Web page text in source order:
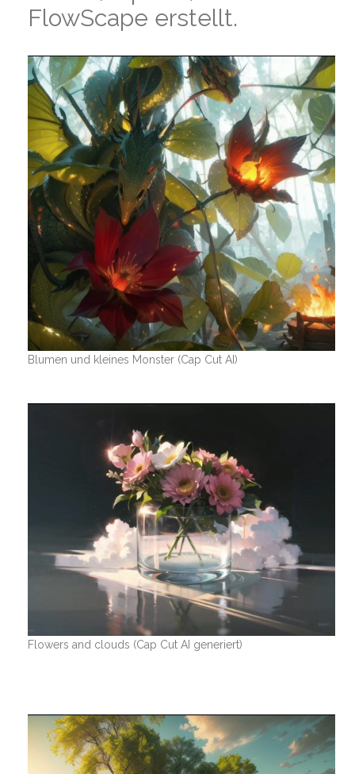
FlowScape erstellt.
Blumen und kleines Monster (Cap Cut AI)
Flowers and clouds (Cap Cut AI generiert)